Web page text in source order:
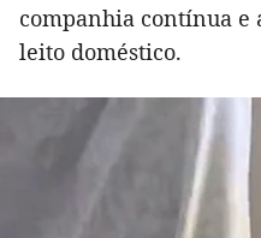
companhia contínua e
leito doméstico.